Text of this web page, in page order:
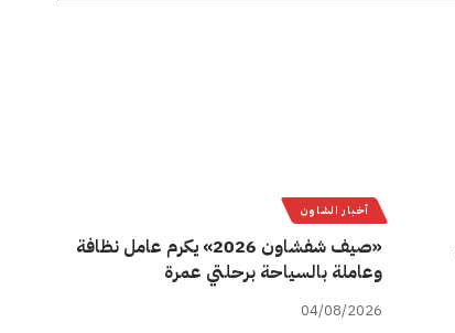
أخبار الشاون
«صيف شفشاون 2026» يكرم عامل نظافة
وعاملة بالسياحة برحلتي عمرة
04/08/2026